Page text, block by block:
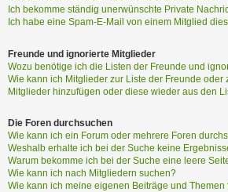
Ich bekomme ständig unerwünschte Private
Ich habe eine Spam-E-Mail von einem Mitglied
Freunde und ignorierte Mitglieder
Wozu benötige ich die Listen der Freunde und
Wie kann ich Mitglieder zur Liste der Freunde oder
Mitglieder hinzufügen oder diese wieder aus den
Die Foren durchsuchen
Wie kann ich ein Forum oder mehrere Foren
Weshalb erhalte ich bei der Suche keine
Warum bekomme ich bei der Suche eine leere
Wie kann ich nach Mitgliedern suchen?
Wie kann ich meine eigenen Beiträge und Themen